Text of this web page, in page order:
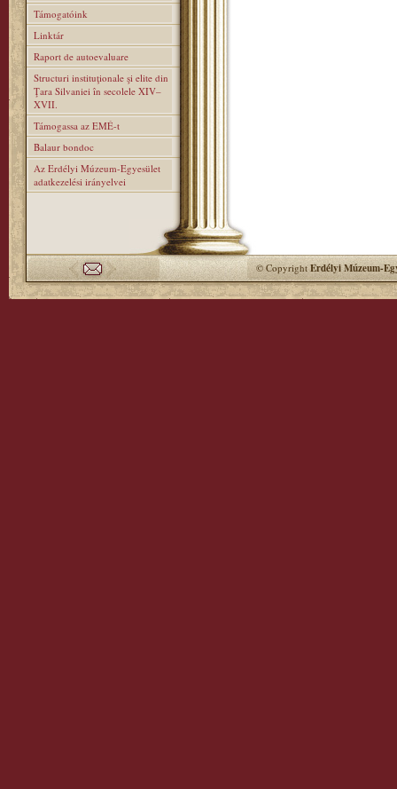
Támogatóink
Linktár
Raport de autoevaluare
Structuri instituţionale şi elite din
Ţara Silvaniei în secolele XIV–
XVII.
Támogassa az EMÉ-t
Balaur bondoc
Az Erdélyi Múzeum-Egyesület
adatkezelési irányelvei
© CopyrightErdélyi Múzeum-